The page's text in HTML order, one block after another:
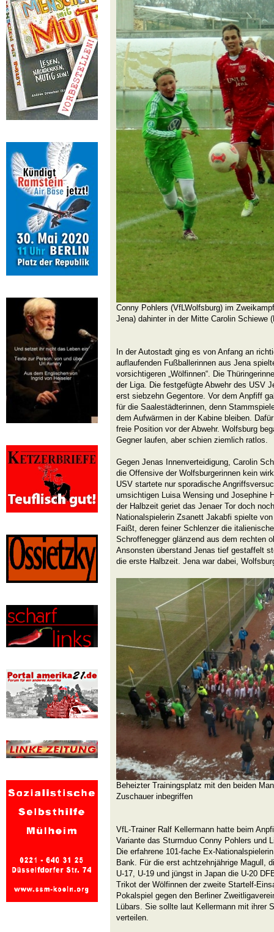
Conny Pohlers (VfLWolfsburg) im
Jena) dahinter in der Mitte Carolin Schiewe
In der Autostadt ging es von Anfang an
auflaufenden Fußballerinnen aus Jena
vorsichtigeren „Wölfinnen“. Die
der Liga. Die festgefügte Abwehr des USV
erst siebzehn Gegentore. Vor dem Anpfiff
für die Saalestädterinnen, denn
dem Aufwärmen in der Kabine bleiben.
freie Position vor der Abwehr. Wolfsburg
Gegner laufen, aber schien ziemlich ratlos.
Gegen Jenas Innenverteidigung, Carolin
die Offensive der Wolfsburgerinnen kein
USV startete nur sporadische
umsichtigen Luisa Wensing und Josephine
der Halbzeit geriet das Jenaer Tor doch
Nationalspielerin Zsanett Jakabfi spielte
Faißt, deren feiner Schlenzer die
Schroffenegger glänzend aus dem rechten
Ansonsten überstand Jenas tief gestaffelt
die erste Halbzeit. Jena war dabei,
Beheizter Trainingsplatz mit den beiden
Zuschauer inbegriffen
VfL-Trainer Ralf Kellermann hatte beim
Variante das Sturmduo Conny Pohlers und
Die erfahrene 101-fache Ex-
Bank. Für die erst achtzehnjährige Magull,
U-17, U-19 und jüngst in Japan die U-20
Trikot der Wölfinnen der zweite Startelf-
Pokalspiel gegen den Berliner
Lübars. Sie sollte laut Kellermann mit ihrer
verteilen.